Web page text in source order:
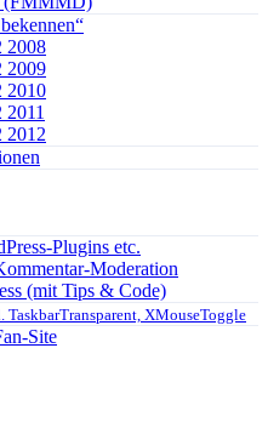
2008
2009
2010
2011
2012
Plugins etc.
Moderation
(mit Tips & Code)
TaskbarTransparent, XMouseToggle
Site